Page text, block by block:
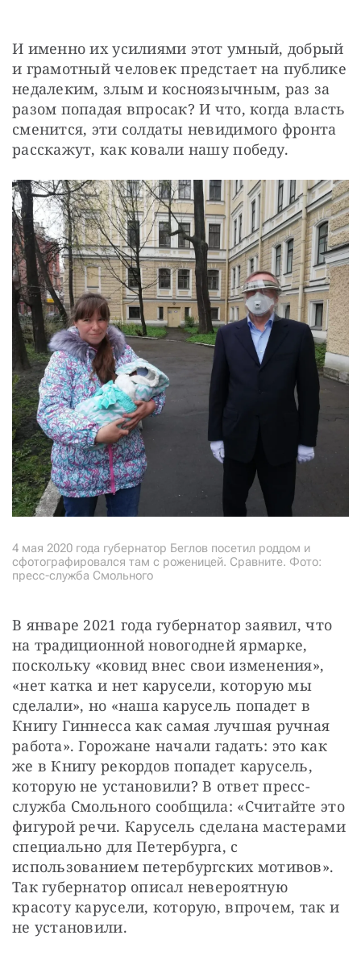
И именно их усилиями этот умный, добрый
и грамотный человек предстает на публике
недалеким, злым и косноязычным, раз за
разом попадая впросак? И что, когда власть
сменится, эти солдаты невидимого фронта
расскажут, как ковали нашу победу.
4 мая 2020 года губернатор Беглов посетил роддом и
сфотографировался там с роженицей. Сравните. Фото:
пресс-служба Смольного
В январе 2021 года губернатор заявил, что
на традиционной новогодней ярмарке,
поскольку «ковид внес свои изменения»,
«нет катка и нет карусели, которую мы
сделали», но «наша карусель попадет в
Книгу Гиннесса как самая лучшая ручная
работа». Горожане начали гадать: это как
же в Книгу рекордов попадет карусель,
которую не установили? В ответ пресс-
служба Смольного сообщила: «Считайте это
фигурой речи. Карусель сделана мастерами
специально для Петербурга, с
использованием петербургских мотивов».
Так губернатор описал невероятную
красоту карусели, которую, впрочем, так и
не установили.